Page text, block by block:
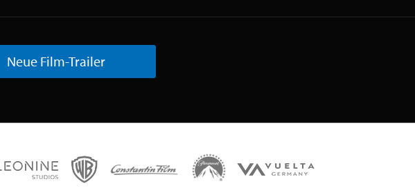
Neue Film-Trailer